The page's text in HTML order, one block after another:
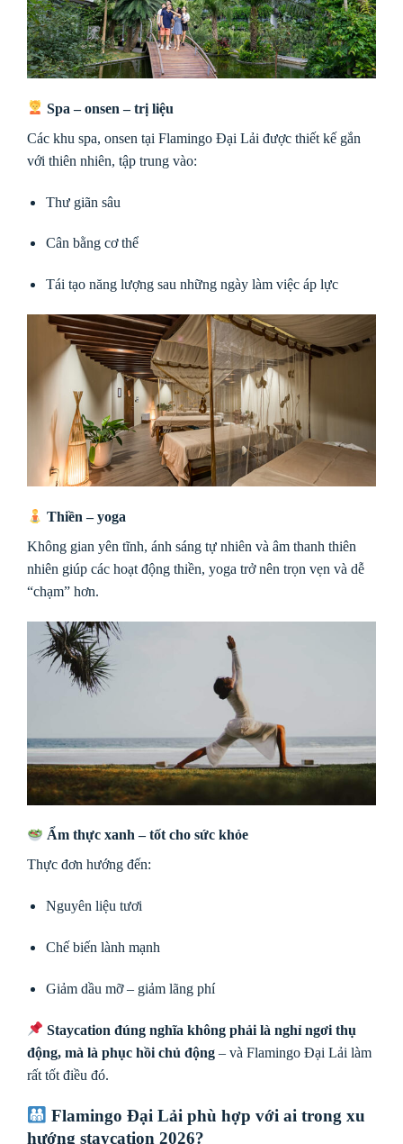
Spa – onsen – trị liệu
Các khu spa, onsen tại Flamingo Đại Lải được thiết kế gắn
với thiên nhiên, tập trung vào:
Thư giãn sâu
Cân bằng cơ thể
Tái tạo năng lượng sau những ngày làm việc áp lực
Thiền – yoga
Không gian yên tĩnh, ánh sáng tự nhiên và âm thanh thiên
nhiên giúp các hoạt động thiền, yoga trở nên trọn vẹn và dễ
“chạm” hơn.
Ẩm thực xanh – tốt cho sức khỏe
Thực đơn hướng đến:
Nguyên liệu tươi
Chế biến lành mạnh
Giảm dầu mỡ – giảm lãng phí
Staycation đúng nghĩa không phải là nghỉ ngơi thụ
động, mà là phục hồi chủ động – và Flamingo Đại Lải làm
rất tốt điều đó.
Flamingo Đại Lải phù hợp với ai trong xu
hướng staycation 2026?